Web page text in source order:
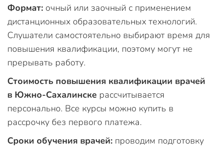
Формат: очный или заочный с применением
дистанционных образовательных технологий.
Слушатели самостоятельно выбирают время для
повышения квалификации, поэтому могут не
прерывать работу.
Стоимость повышения квалификации врачей
в Южно-Сахалинске рассчитывается
персонально. Все курсы можно купить в
рассрочку без первого платежа.
Сроки обучения врачей: проводим подготовку